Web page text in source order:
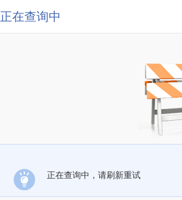
正在查询中
正在查询中，请刷新重试